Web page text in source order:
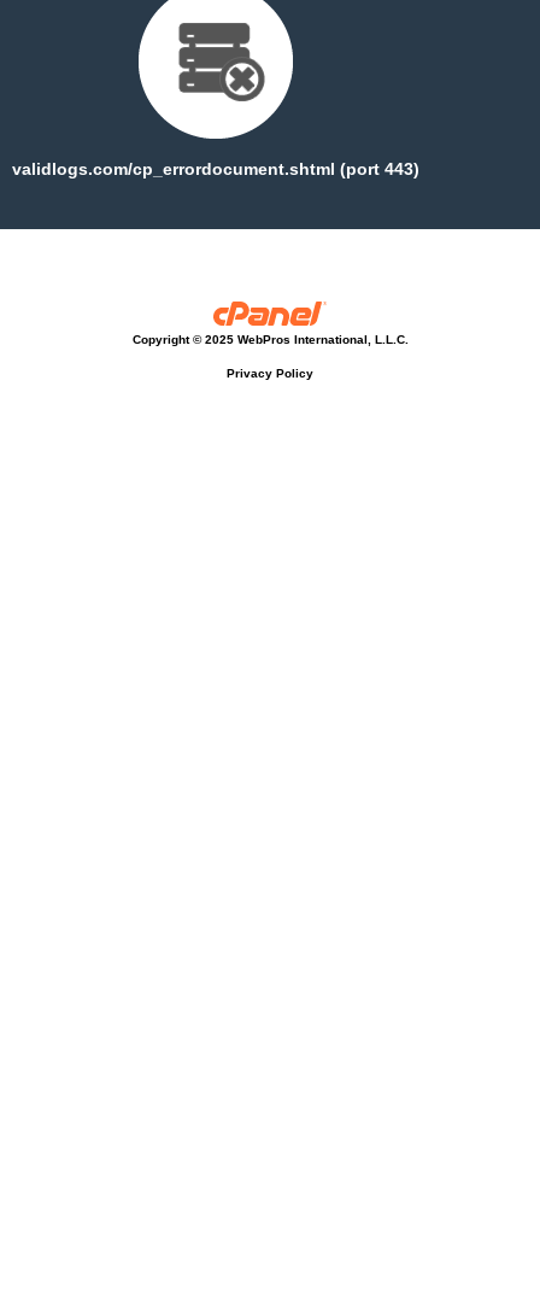
validlogs.com/cp_errordocument.shtml (port 443)
Copyright © 2025 WebPros International, L.L.C.
Privacy Policy